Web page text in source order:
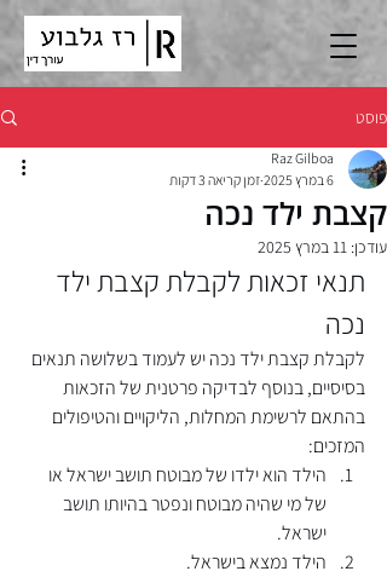
פוסט
קצבת ילד נכה
Raz Gilboa
6 במרץ 2025
זמן קריאה 3 דקות
עודכן: 11 במרץ 2025
תנאי זכאות לקבלת קצבת ילד
נכה
לקבלת קצבת ילד נכה יש לעמוד בשלושה תנאים
בסיסיים, בנוסף לבדיקה פרטנית של הזכאות
בהתאם לרשימת המחלות, הליקויים והטיפולים
המזכים:
הילד הוא ילדו של מבוטח תושב ישראל או
של מי שהיה מבוטח ונפטר בהיותו תושב
ישראל.
הילד נמצא בישראל.